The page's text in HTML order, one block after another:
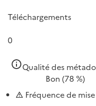
Téléchargements
0
Qualité des
Bon (78 %)
Fréquence de